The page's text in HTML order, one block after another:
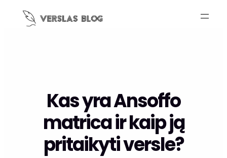
Kas yra Ansoffo
matrica ir kaip ją
pritaikyti versle?